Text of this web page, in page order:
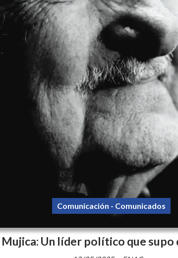
Un líder político que supo
Comunicación - Comunicados